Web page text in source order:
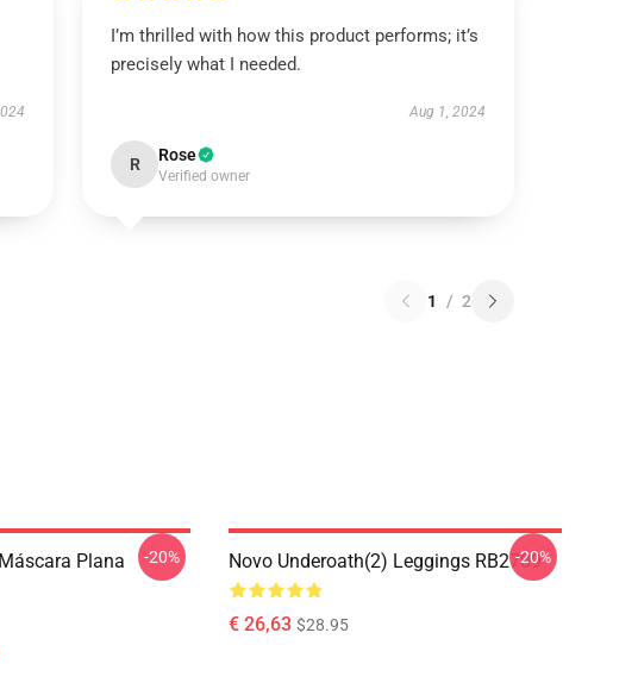
I’m thrilled with how this product performs; it’s
precisely what I needed.
Aug 1, 2024
R Rose
Verified owner
1 / 2
Plana
-20% Novo Underoath(2) Leggings RB2709
€ 26,63 $28.95
-20%